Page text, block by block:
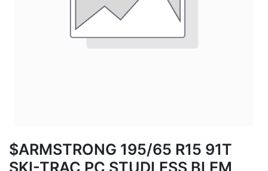
$ARMSTRONG 195/65 R15 91T
SKI-TRAC PC STUDLESS BLEM